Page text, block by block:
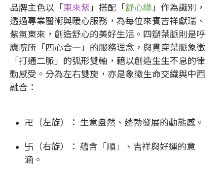
品牌主色以「東來紫」搭配「舒心綠」作為識別，
透過專業醫術與暖心服務，為每位來賓吉祥獻瑞、
紫氣東來，創造舒心的美好生活。四瓣葉脈則是呼
應院所「四心合一」的服務理念，與貫穿葉脈象徵
「打通二脈」的弧形雙軸，藉以創造生生不息的律
動感受。分為左右雙旋，亦是象徵生命交織與中西
融合：
卍（左旋）： 生意盎然、蓬勃發展的動態感。
卐（右旋）： 蘊含「順」、吉祥與好運的意
涵。